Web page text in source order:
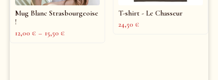
Mug Blanc Strasbourgeoise
!
12,00 € – 15,50 €
T-shirt - Le Chasseur
24,50 €